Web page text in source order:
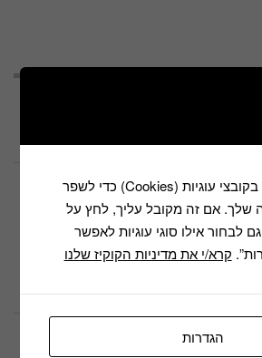
מדיניות הפרטיות
תקנון דיוור
משווקים מורשים
אנחנו משתמשים בקובצי עוגיות (Cookies) כדי לשפר
שלך. אם זה מקובל עליך, לחץ על
לבחור אילו סוגי עוגיות לאפשר
קרא/י את מדיניות הקוקיז שלנו
הגדרות